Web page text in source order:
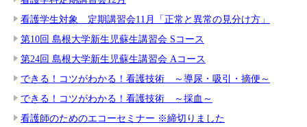
看護学生対象 定期講習会11月「正常と異常の見分け方」
第10回 島根大学新生児蘇生講習会 Sコース
第24回 島根大学新生児蘇生講習会 Aコース
できる！コツがわかる！看護技術 ～導尿・吸引・摘便～
できる！コツがわかる！看護技術 ～採血～
看護師のためのエコーセミナー ※締切りました